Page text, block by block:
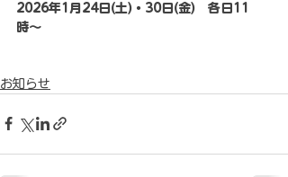
2026年1月24日(土)・30日(金)　各日11
時〜
お知らせ